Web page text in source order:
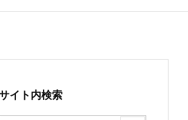
イト内検索